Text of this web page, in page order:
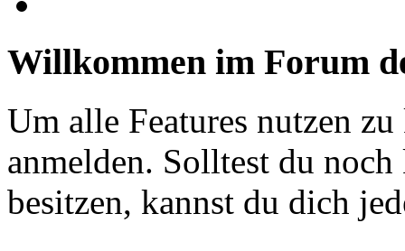
Willkommen im Forum
Um alle Features nutzen
anmelden. Solltest du
besitzen, kannst du dich